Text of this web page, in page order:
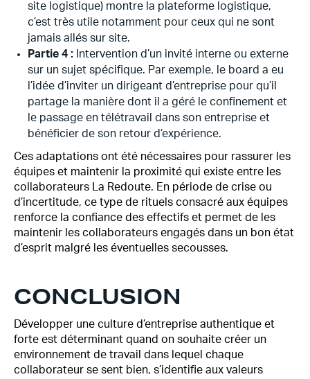
site logistique) montre la plateforme logistique,
c’est très utile notamment pour ceux qui ne sont
jamais allés sur site.
Partie 4 : Intervention d’un invité interne ou externe
sur un sujet spécifique. Par exemple, le board a eu
l’idée d’inviter un dirigeant d’entreprise pour qu’il
partage la manière dont il a géré le confinement et
le passage en télétravail dans son entreprise et
bénéficier de son retour d’expérience.
Ces adaptations ont été nécessaires pour rassurer les
équipes et maintenir la proximité qui existe entre les
collaborateurs La Redoute. En période de crise ou
d’incertitude, ce type de rituels consacré aux équipes
renforce la confiance des effectifs et permet de les
maintenir les collaborateurs engagés dans un bon état
d’esprit malgré les éventuelles secousses.
CONCLUSION
Développer une culture d’entreprise authentique et
forte est déterminant quand on souhaite créer un
environnement de travail dans lequel chaque
collaborateur se sent bien, s’identifie aux valeurs